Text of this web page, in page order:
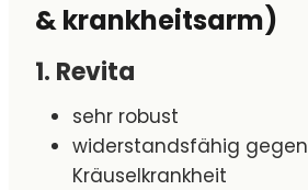
& krankheitsarm)
1. Revita
sehr robust
widerstandsfähig gegen
Kräuselkrankheit